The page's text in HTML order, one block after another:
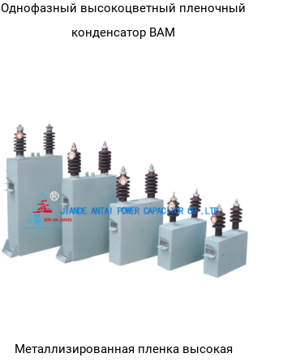
Однофазный высокоцветный пленочный
конденсатор BAM
Металлизированная пленка высокая